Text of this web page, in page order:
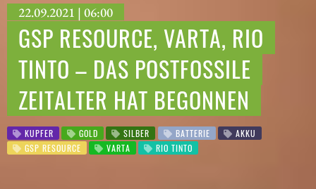
22.09.2021 | 06:00
GSP RESOURCE, VARTA, RIO
TINTO – DAS POSTFOSSILE
ZEITALTER HAT BEGONNEN
KUPFER GOLD SILBER BATTERIE
AKKU
GSP RESOURCE
VARTA RIO TINTO